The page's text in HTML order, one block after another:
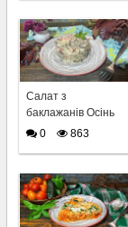
Салат з
баклажанів Осінь
0
863